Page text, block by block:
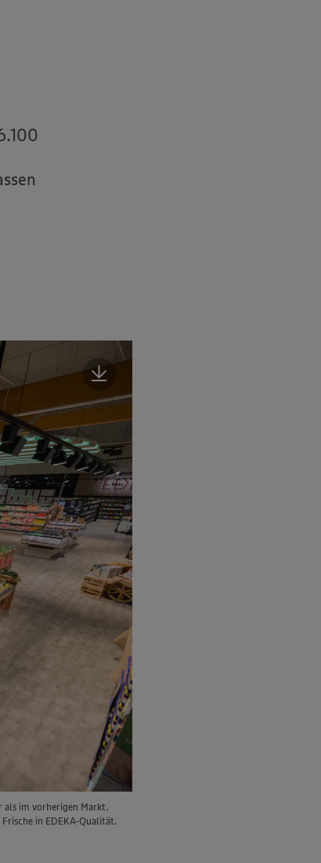
als im vorherigen Markt.
in EDEKA-Qualität.